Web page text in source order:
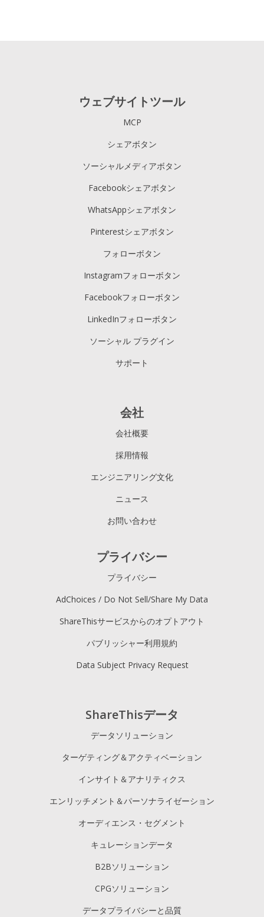
ウェブサイトツール
MCP
シェアボタン
ソーシャルメディアボタン
Facebookシェアボタン
WhatsAppシェアボタン
Pinterestシェアボタン
フォローボタン
Instagramフォローボタン
Facebookフォローボタン
LinkedInフォローボタン
ソーシャル プラグイン
サポート
ShareThisデータ
データソリューション
ターゲティング＆アクティベーション
インサイト＆アナリティクス
エンリッチメント＆パーソナライゼーション
オーディエンス・セグメント
キュレーションデータ
B2Bソリューション
CPGソリューション
データプライバシーと品質
会社
会社概要
採用情報
エンジニアリング文化
ニュース
お問い合わせ
プライバシー
プライバシー
AdChoices / Do Not Sell/Share My Data
ShareThisサービスからのオプトアウト
パブリッシャー利用規約
Data Subject Privacy Request